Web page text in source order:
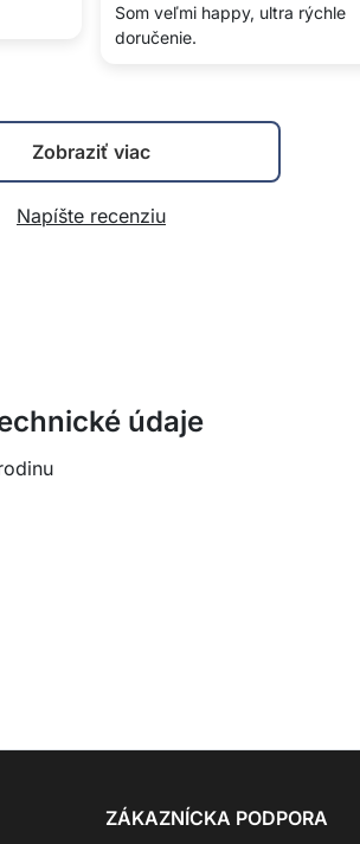
Som veľmi happy, ultra rýchle
doručenie.
Zobraziť viac
Napíšte recenziu
údaje
ZÁKAZNÍCKA PODPORA